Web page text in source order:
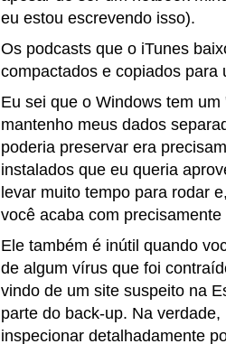
eu estou escrevendo isso).
Os podcasts que o iTunes
compactados e copiados
Eu sei que o Windows tem
mantenho meus dados
poderia preservar era
instalados que eu queria
levar muito tempo para rodar
você acaba com precisamente
Ele também é inútil quando
de algum vírus que foi
vindo de um site suspeito na
parte do back-up. Na
inspecionar detalhadamente